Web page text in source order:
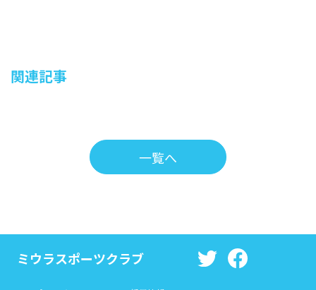
関連記事
一覧へ
ミウラスポーツクラブ